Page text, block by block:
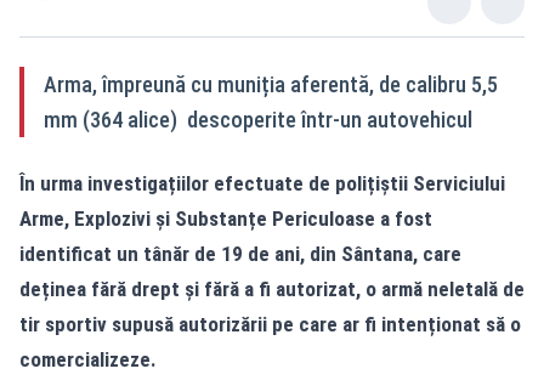
Arma, împreună cu muniția aferentă, de calibru 5,5
mm (364 alice) descoperite într-un autovehicul
În urma investigațiilor efectuate de polițiștii Serviciului
Arme, Explozivi și Substanțe Periculoase a fost
identificat un tânăr de 19 de ani, din Sântana, care
deținea fără drept și fără a fi autorizat, o armă neletală de
tir sportiv supusă autorizării pe care ar fi intenționat să o
comercializeze.